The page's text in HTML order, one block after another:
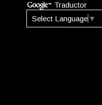
Traductor
Select Language ▼